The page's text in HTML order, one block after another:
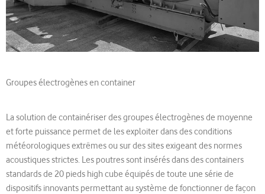
Groupes électrogènes en container
La solution de containériser des groupes électrogènes de moyenne
et forte puissance permet de les exploiter dans des conditions
météorologiques extrêmes ou sur des sites exigeant des normes
acoustiques strictes. Les poutres sont insérés dans des containers
standards de 20 pieds high cube équipés de toute une série de
dispositifs innovants permettant au système de fonctionner de façon